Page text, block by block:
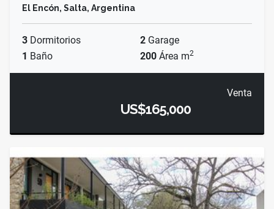
El Encón, Salta, Argentina
3 Dormitorios 2 Garage
1 Baño 200 Área m2
Venta
US$165,000